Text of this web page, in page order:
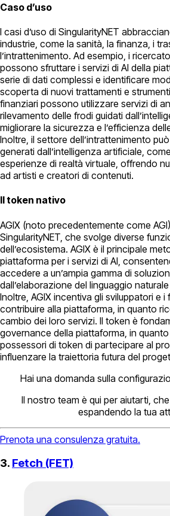
Caso d’uso
I casi d’uso di SingularityNET
industrie, come la sanità, la finanza, i
l’intrattenimento. Ad esempio, i
possono sfruttare i servizi di AI della
serie di dati complessi e identificare
scoperta di nuovi trattamenti e
finanziari possono utilizzare servizi di
rilevamento delle frodi guidati
migliorare la sicurezza e l’efficienza
Inoltre, il settore dell’intrattenimento
generati dall’intelligenza artificiale,
esperienze di realtà virtuale, offrendo
ad artisti e creatori di contenuti.
Il token nativo
AGIX (noto precedentemente come
SingularityNET, che svolge diverse
dell’ecosistema. AGIX è il principale
piattaforma per i servizi di AI,
accedere a un’ampia gamma di
dall’elaborazione del linguaggio
Inoltre, AGIX incentiva gli sviluppatori e i
contribuire alla piattaforma, in quanto
cambio dei loro servizi. Il token è
governance della piattaforma, in
possessori di token di partecipare al
influenzare la traiettoria futura del
Hai una domanda sulla
Il nostro team è qui per aiutarti,
espandendo la tua
Prenota una consulenza gratuita.
3. Fetch (FET)